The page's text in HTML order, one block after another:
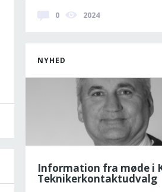
0 2024
NYHED
Information fra møde i
Teknikerkontaktudvalg